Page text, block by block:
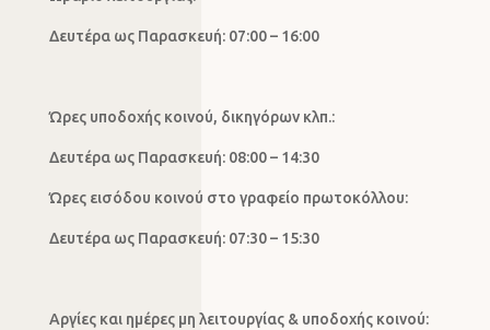
Δευτέρα ως Παρασκευή: 07:00 – 16:00
Ώρες υποδοχής κοινού, δικηγόρων κλπ.:
Δευτέρα ως Παρασκευή: 08:00 – 14:30
Ώρες εισόδου κοινού στο γραφείο πρωτοκόλλου:
Δευτέρα ως Παρασκευή: 07:30 – 15:30
Αργίες και ημέρες μη λειτουργίας & υποδοχής κοινού: